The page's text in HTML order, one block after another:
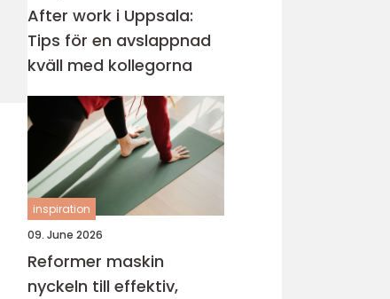
After work i Uppsala:
Tips för en avslappnad
kväll med kollegorna
inspiration
09. June 2026
Reformer maskin
nyckeln till effektiv,